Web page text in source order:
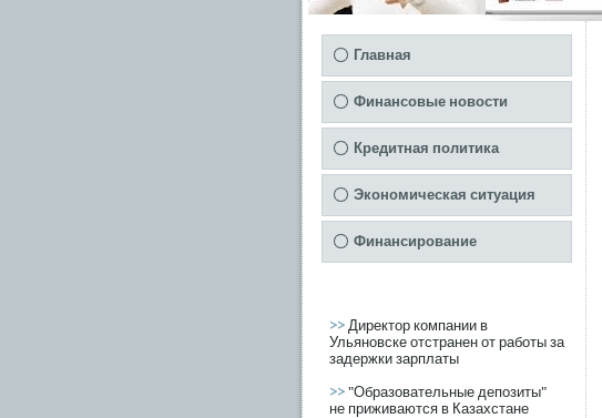
Главная
Финансовые новости
Кредитная политика
Экономическая ситуация
Финансирование
>> Директор компании в
Ульяновске отстранен от работы за
задержки зарплаты
>> "Образовательные депозиты"
не приживаются в Казахстане